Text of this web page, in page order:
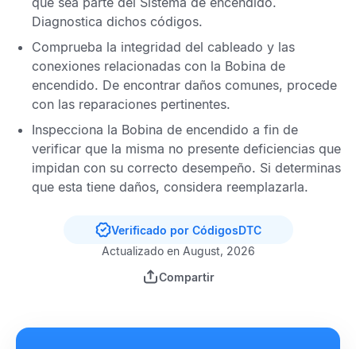
Diagnostica dichos códigos.
Comprueba la integridad del cableado y las
conexiones relacionadas con la Bobina de
encendido. De encontrar daños comunes, procede
con las reparaciones pertinentes.
Inspecciona la Bobina de encendido a fin de
verificar que la misma no presente deficiencias que
impidan con su correcto desempeño. Si determinas
que esta tiene daños, considera reemplazarla.
Verificado por CódigosDTC
Actualizado en August, 2026
Compartir